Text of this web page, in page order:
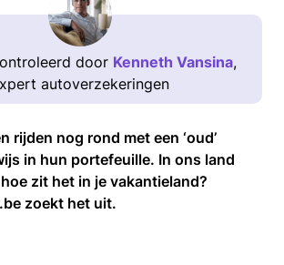
door Kenneth Vansina,
autoverzekeringen
rijden nog rond met een ‘oud’
in hun portefeuille. In ons land
zit het in je vakantieland?
zoekt het uit.